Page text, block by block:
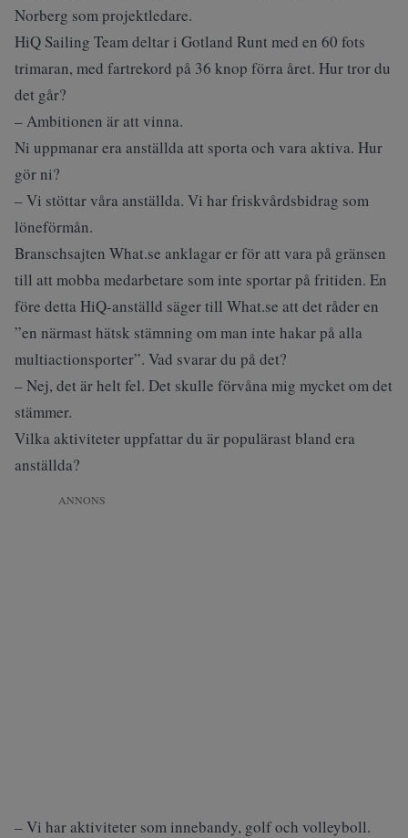
Norberg som projektledare.
HiQ Sailing Team deltar i Gotland Runt med en 60 fots
trimaran, med fartrekord på 36 knop förra året. Hur tror du
det går?
– Ambitionen är att vinna.
Ni uppmanar era anställda att sporta och vara aktiva. Hur
gör ni?
– Vi stöttar våra anställda. Vi har friskvårdsbidrag som
löneförmån.
Branschsajten What.se anklagar er för att vara på gränsen
till att mobba medarbetare som inte sportar på fritiden. En
före detta HiQ-anställd säger till What.se att det råder en
”en närmast hätsk stämning om man inte hakar på alla
multiactionsporter”. Vad svarar du på det?
– Nej, det är helt fel. Det skulle förvåna mig mycket om det
stämmer.
Vilka aktiviteter uppfattar du är populärast bland era
anställda?
ANNONS
– Vi har aktiviteter som innebandy, golf och volleyboll.